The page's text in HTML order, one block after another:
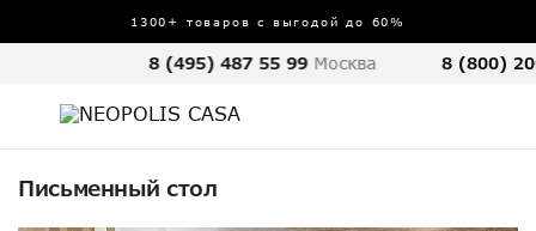
1300+ товаров с выгодой до 60%
8 (495) 487 55 99 Москва 8 (800)
Письменный стол